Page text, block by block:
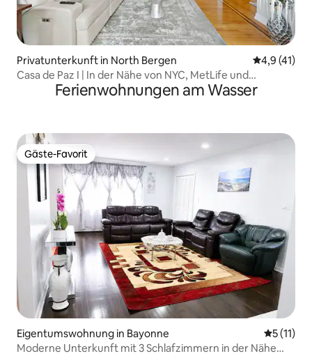
Privatunterkunft in North Bergen
4,9 (41)
Casa de Paz I | In der Nähe von NYC, MetLife und
American Dream
Ferienwohnungen am Wasser
Gäste-Favorit
Gäste-Favorit
Eigentumswohnung in Bayonne
5 (11)
Moderne Unterkunft mit 3 Schlafzimmern in der Nähe